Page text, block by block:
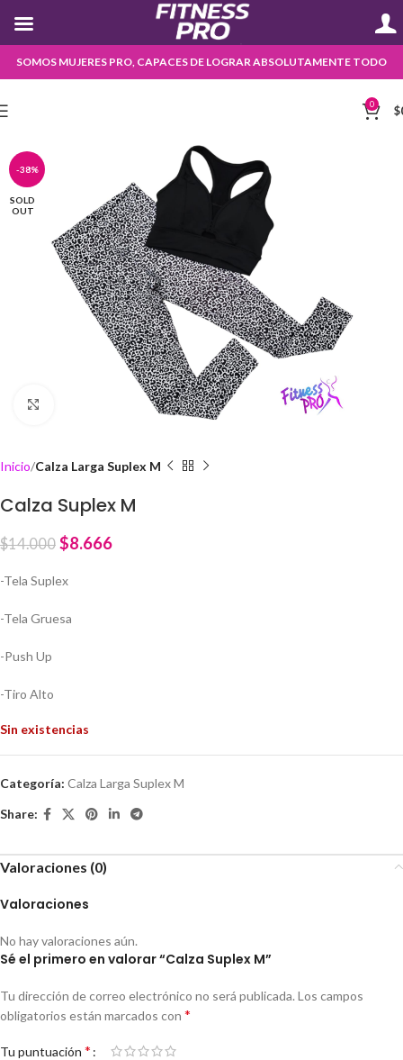
SOMOS MUJERES PRO, CAPACES DE LOGRAR ABSOLUTAMENTE TODO
0 $
-38%
SOLD
OUT
Inicio Calza Larga Suplex M
Calza Suplex M
$14.000 $8.666
-Tela Suplex
-Tela Gruesa
-Push Up
-Tiro Alto
Sin existencias
Categoría: Calza Larga Suplex M
Share:
Valoraciones (0)
Valoraciones
No hay valoraciones aún.
Sé el primero en valorar “Calza Suplex M”
Tu dirección de correo electrónico no será publicada. Los campos
obligatorios están marcados con *
Tu puntuación *